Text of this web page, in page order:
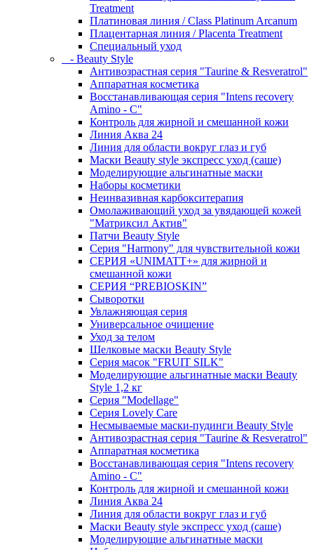
Treatment
Платиновая линия / Class Platinum Arcanum
Плацентарная линия / Placenta Treatment
Специальный уход
- Beauty Style
Антивозрастная серия "Taurine & Resveratrol"
Аппаратная косметика
Восстанавливающая серия "Intens recovery
Amino - C"
Контроль для жирной и смешанной кожи
Линия Аква 24
Линия для области вокруг глаз и губ
Маски Beauty style экспресс уход (саше)
Моделирующие альгинатные маски
Наборы косметики
Неинвазивная карбокситерапия
Омолаживающий уход за увядающей кожей
"Матриксил Актив"
Патчи Beauty Style
Серия "Harmony" для чувствительной кожи
СЕРИЯ «UNIMATT+» для жирной и
смешанной кожи
СЕРИЯ “PREBIOSKIN”
Сыворотки
Увлажняющая серия
Универсальное очищение
Уход за телом
Шелковые маски Beauty Style
Серия масок "FRUIT SILK"
Моделирующие альгинатные маски Beauty
Style 1,2 кг
Серия "Modellage"
Cерия Lovely Care
Несмываемые маски-пудинги Beauty Style
Антивозрастная серия "Taurine & Resveratrol"
Аппаратная косметика
Восстанавливающая серия "Intens recovery
Amino - C"
Контроль для жирной и смешанной кожи
Линия Аква 24
Линия для области вокруг глаз и губ
Маски Beauty style экспресс уход (саше)
Моделирующие альгинатные маски